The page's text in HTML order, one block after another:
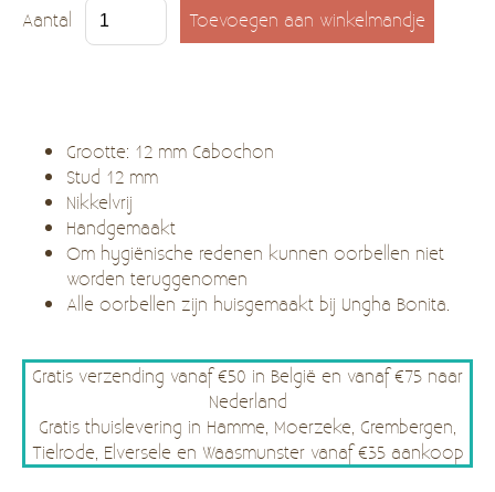
Aantal
Grootte: 12 mm Cabochon
Stud 12 mm
Nikkelvrij
Handgemaakt
Om hygiënische redenen kunnen oorbellen niet
worden teruggenomen
Alle oorbellen zijn huisgemaakt bij Ungha Bonita.
Gratis verzending vanaf €50 in België en vanaf €75 naar
Nederland
Gratis thuislevering in Hamme, Moerzeke, Grembergen,
Tielrode, Elversele en Waasmunster vanaf €35 aankoop